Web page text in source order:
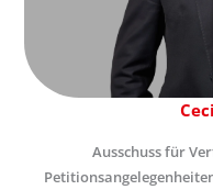
Ausschuss für